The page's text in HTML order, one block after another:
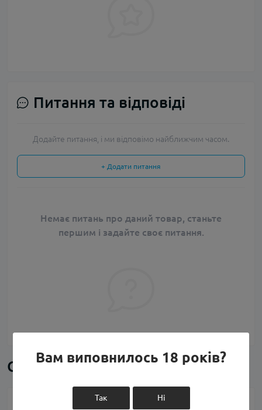
Питання та відповіді
Додайте питання, і ми відповімо найближчим часом.
+ Додати питання
Немає питань про даний товар, станьте
першим і задайте своє питання.
Схожі товари
Набір 3Ger Mango Lychee
Вам виповнилось 18 років?
Так Ні